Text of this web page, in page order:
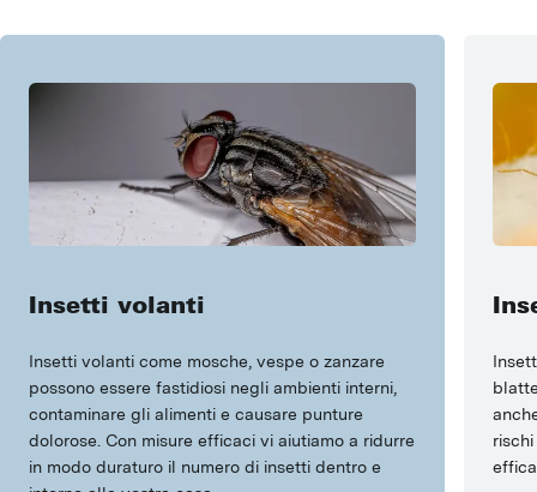
Insetti volanti
Insetti volanti come mosche, vespe o zanzare
possono essere fastidiosi negli ambienti interni,
contaminare gli alimenti e causare punture
dolorose. Con misure efficaci vi aiutiamo a ridurre
in modo duraturo il numero di insetti dentro e